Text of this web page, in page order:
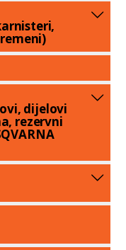
dijelovi
rezervni